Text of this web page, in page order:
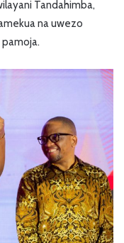
Tandahimba,
na uwezo